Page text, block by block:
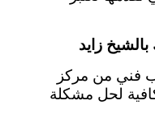
زايد
فني من مركز
لحل مشكلة